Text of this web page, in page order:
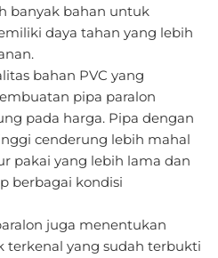
banyak bahan untuk
daya tahan yang lebih
bahan PVC yang
pipa paralon
pada harga. Pipa dengan
cenderung lebih mahal
pakai yang lebih lama dan
berbagai kondisi
juga menentukan
terkenal yang sudah terbukti